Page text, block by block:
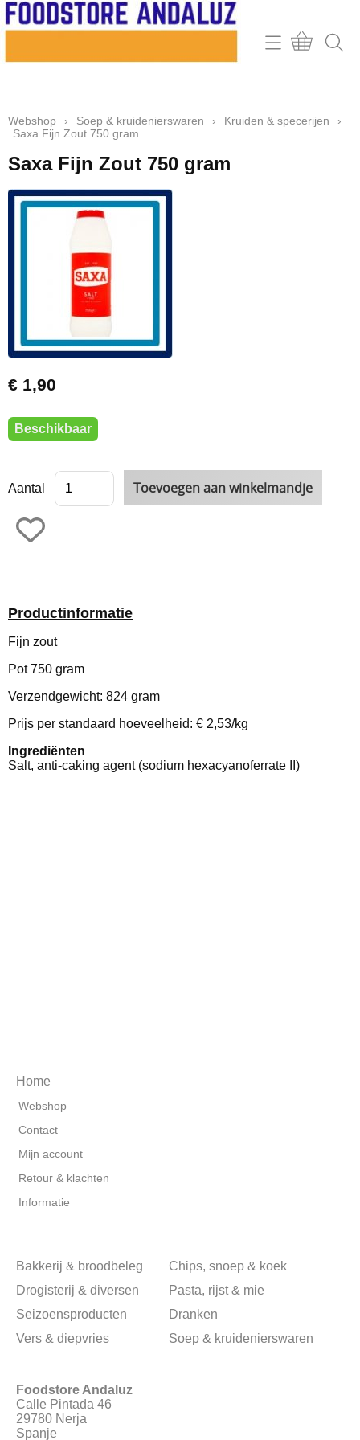
Home
Contact
Mijn account
Retour & klachten
Informatie
Webshop › Soep & kruidenierswaren › Kruiden & specerijen
›
Saxa Fijn Zout 750 gram
Saxa Fijn Zout 750 gram
€ 1,90
Beschikbaar
Aantal
Productinformatie
Fijn zout
Pot 750 gram
Verzendgewicht: 824 gram
Prijs per standaard hoeveelheid: € 2,53/kg
Ingrediënten
Salt, anti-caking agent (sodium hexacyanoferrate II)
Home
Webshop
Contact
Mijn account
Retour & klachten
Informatie
Bakkerij & broodbeleg
Chips, snoep & koek
Drogisterij & diversen
Pasta, rijst & mie
Seizoensproducten
Dranken
Vers & diepvries
Soep & kruidenierswaren
Foodstore Andaluz
Calle Pintada 46
29780 Nerja
Spanje